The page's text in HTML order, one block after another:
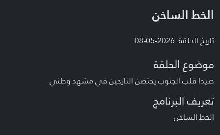
الخط الساخن
تاريخ الحلقة: 2026-05-08
موضوع الحلقة
صيدا قلب الجنوب يحتضن النازحين في مشهد وطني
تعريف البرنامج
الخط الساخن